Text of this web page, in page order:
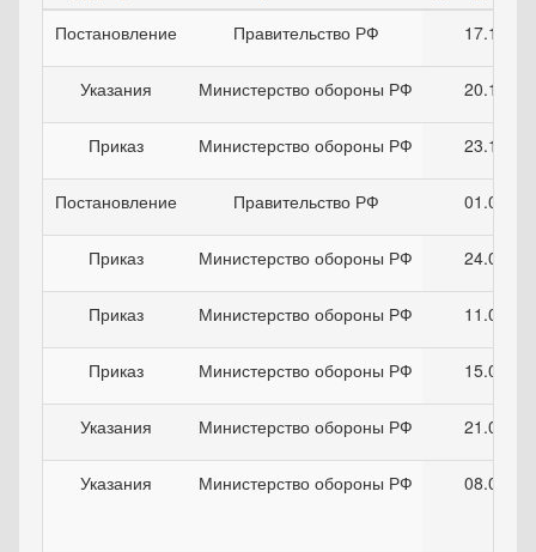
Постановление
Правительство РФ
Указания Министерство обороны РФ
Приказ Министерство обороны РФ
Постановление Правительство РФ
Приказ Министерство обороны РФ
Приказ Министерство обороны РФ
Приказ Министерство обороны РФ
Указания Министерство обороны РФ
Указания Министерство обороны РФ